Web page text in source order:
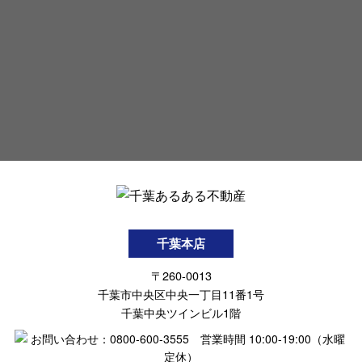
千葉本店
〒260-0013
千葉市中央区中央一丁目11番1号
千葉中央ツインビル1階